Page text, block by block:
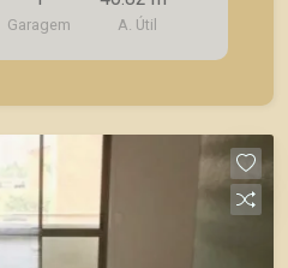
em locação, vendas
ou mesmo nos
Garagem A. Útil